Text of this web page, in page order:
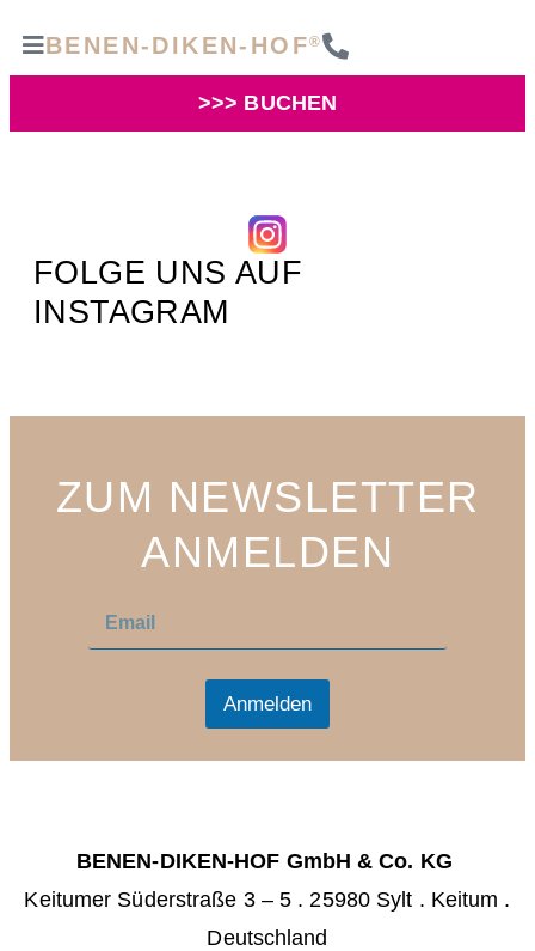
BENEN-DIKEN-HOF®
>>> BUCHEN
FOLGE UNS AUF
INSTAGRAM
ZUM NEWSLETTER
ANMELDEN
a
Anmelden
BENEN-DIKEN-HOF GmbH & Co. KG
Keitumer Süderstraße 3 – 5 . 25980 Sylt . Keitum .
Deutschland